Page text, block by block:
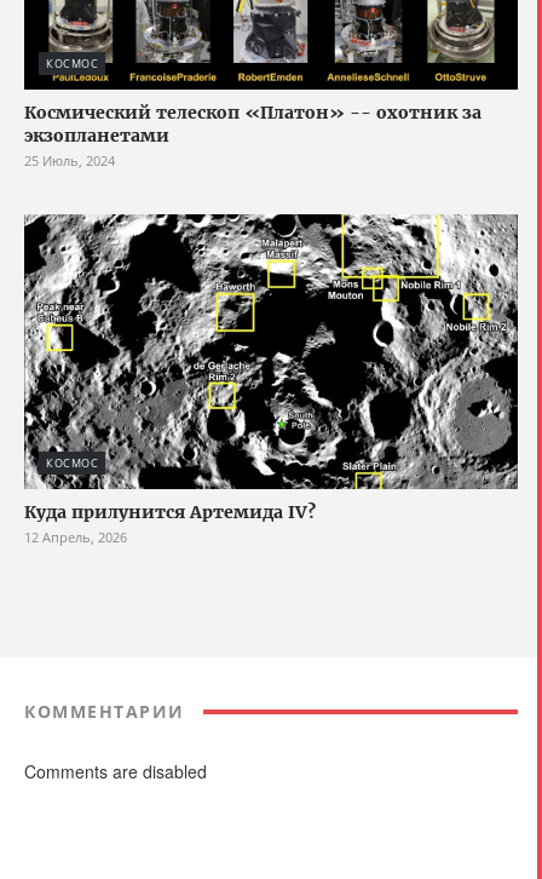
КОСМОС
Космический телескоп «Платон» -- охотник за
экзопланетами
25 Июль, 2024
КОСМОС
Куда прилунится Артемида IV?
12 Апрель, 2026
КОММЕНТАРИИ
Comments are disabled